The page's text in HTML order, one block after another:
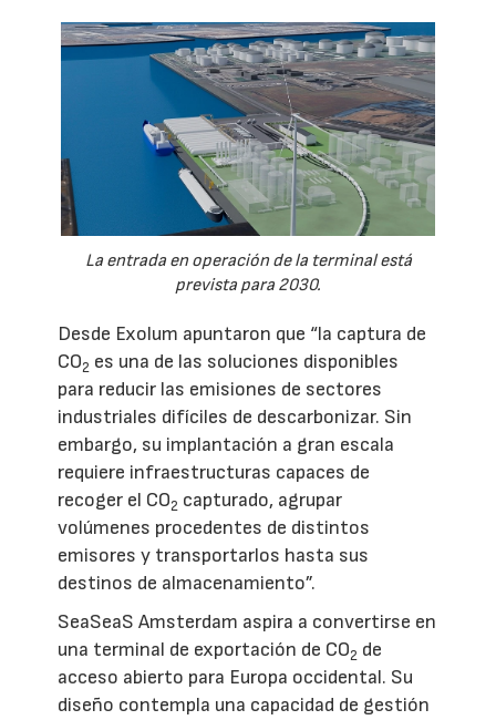
La entrada en operación de la terminal está
prevista para 2030.
Desde Exolum apuntaron que “la captura de
CO2 es una de las soluciones disponibles
para reducir las emisiones de sectores
industriales difíciles de descarbonizar. Sin
embargo, su implantación a gran escala
requiere infraestructuras capaces de
recoger el CO2 capturado, agrupar
volúmenes procedentes de distintos
emisores y transportarlos hasta sus
destinos de almacenamiento”.
SeaSeaS Amsterdam aspira a convertirse en
una terminal de exportación de CO2 de
acceso abierto para Europa occidental. Su
diseño contempla una capacidad de gestión